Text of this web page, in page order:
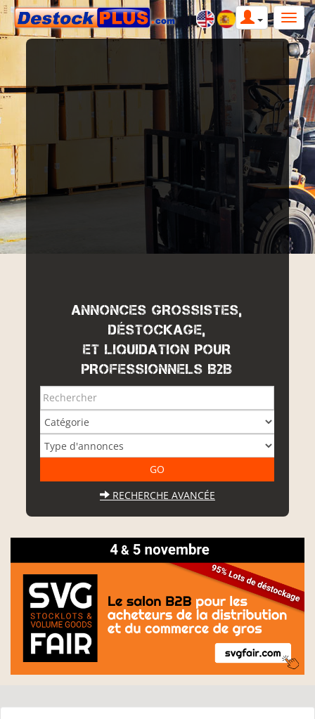
ANNONCES GROSSISTES,
DÉSTOCKAGE,
ET LIQUIDATION POUR
PROFESSIONNELS B2B
RECHERCHE AVANCÉE